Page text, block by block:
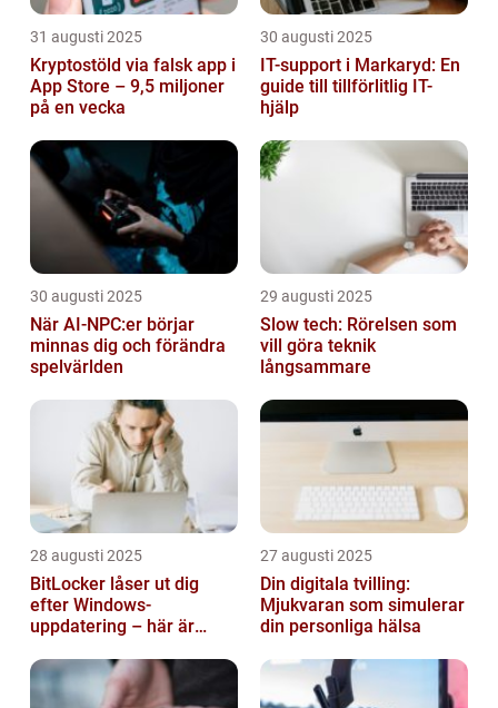
31 augusti 2025
Kryptostöld via falsk app i
App Store – 9,5 miljoner
på en vecka
30 augusti 2025
IT-support i Markaryd: En
guide till tillförlitlig IT-
hjälp
30 augusti 2025
När AI-NPC:er börjar
minnas dig och förändra
spelvärlden
29 augusti 2025
Slow tech: Rörelsen som
vill göra teknik
långsammare
28 augusti 2025
BitLocker låser ut dig
efter Windows-
uppdatering – här är
27 augusti 2025
Din digitala tvilling:
Mjukvaran som simulerar
din personliga hälsa